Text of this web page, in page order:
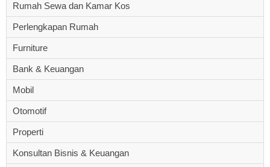
Rumah Sewa dan Kamar Kos
Perlengkapan Rumah
Furniture
Bank & Keuangan
Mobil
Otomotif
Properti
Konsultan Bisnis & Keuangan